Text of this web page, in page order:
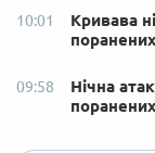
10:01
Кривава
09:58
Нічна